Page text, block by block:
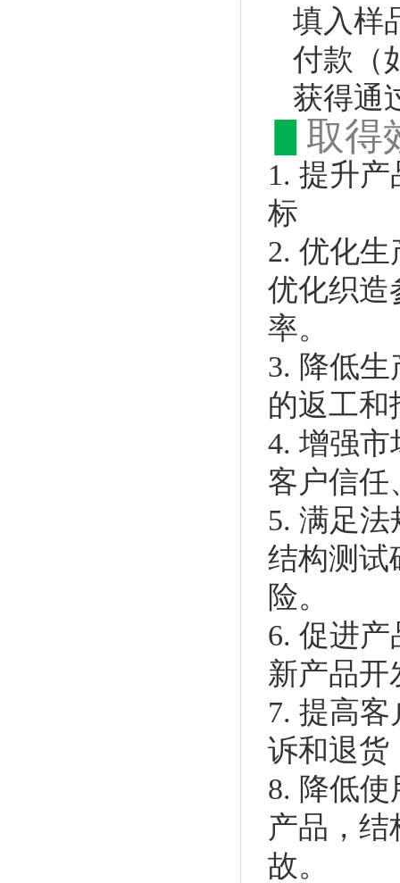
填入样
付款（
获得通
取得
1. 提升
标
2. 优化
优化织造
率。
3. 降低
的返工和
4. 增强
客户信任
5. 满足
结构测试
险。
6. 促进
新产品开
7. 提高
诉和退货
8. 降低
产品，
故。